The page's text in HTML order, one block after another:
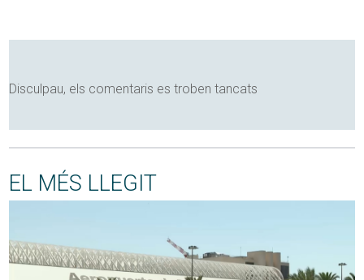
Disculpau, els comentaris es troben tancats
EL MÉS LLEGIT